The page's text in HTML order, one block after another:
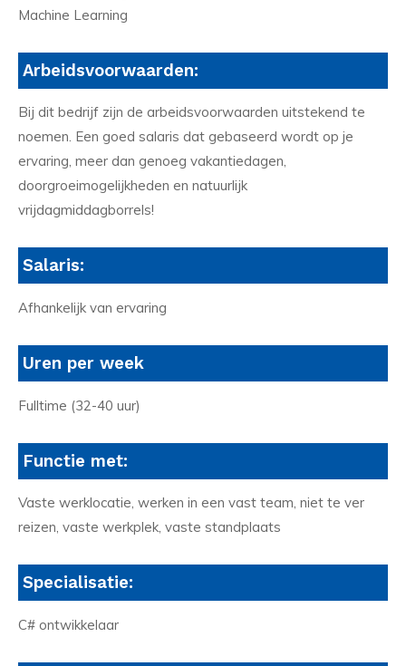
Machine Learning
Arbeidsvoorwaarden:
Bij dit bedrijf zijn de arbeidsvoorwaarden uitstekend te
noemen. Een goed salaris dat gebaseerd wordt op je
ervaring, meer dan genoeg vakantiedagen,
doorgroeimogelijkheden en natuurlijk
vrijdagmiddagborrels!
Salaris:
Afhankelijk van ervaring
Uren per week
Fulltime (32-40 uur)
Functie met:
Vaste werklocatie, werken in een vast team, niet te ver
reizen, vaste werkplek, vaste standplaats
Specialisatie:
C# ontwikkelaar